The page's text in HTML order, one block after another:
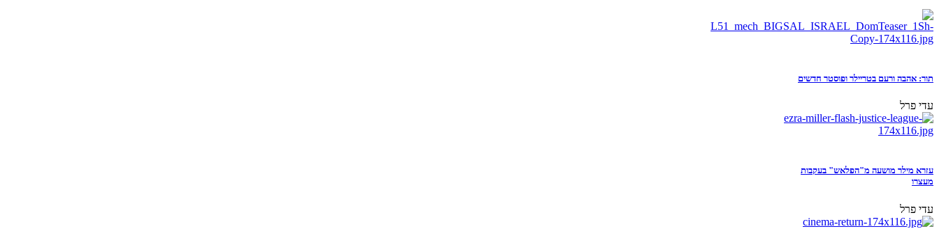
תור: אהבה ורעם בטריילר ופוסטר חדשים
עדי פרל
עזרא מילר מושעה מ"הפלאש" בעקבות
מעצרו
עדי פרל